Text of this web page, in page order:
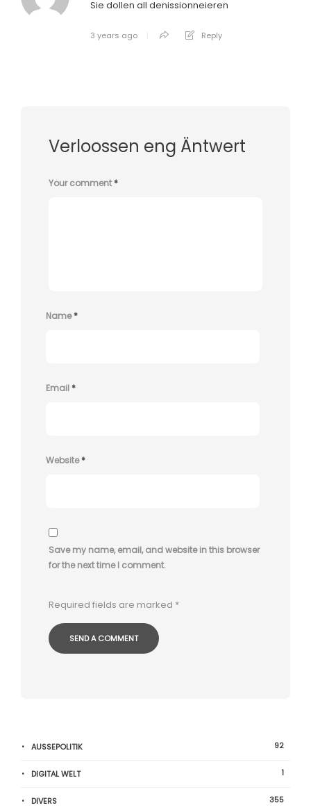
Sie dollen all denissionneieren
3 years ago Reply
Verloossen eng Äntwert
Your comment*
Name*
Email*
Website*
Save my name, email, and website in this browser
for the next time I comment.
Required fields are marked *
AUSSEPOLITIK 92
DIGITAL WELT 1
DIVERS 355